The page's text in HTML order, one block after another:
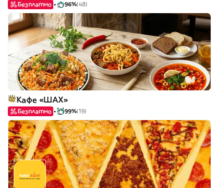
Безплатно 96%(48)
Кафе «ШАХ»
Безплатно 99%(19)